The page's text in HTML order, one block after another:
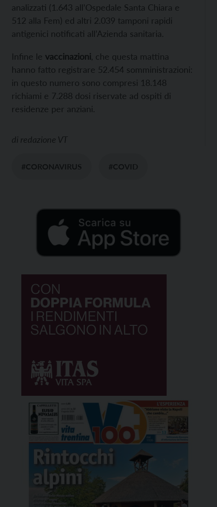
analizzati (1.643 all’Ospedale Santa Chiara e
512 alla Fem) ed altri 2.039 tamponi rapidi
antigenici notificati all’Azienda sanitaria.
Infine le vaccinazioni , che questa mattina
hanno fatto registrare 52.454 somministrazioni:
in questo numero sono compresi 18.148
richiami e 7.288 dosi riservate ad ospiti di
residenze per anziani.
di redazione VT
#CORONAVIRUS #COVID